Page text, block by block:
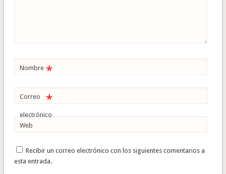
Nombre *
Correo
electrónico
*
Web
Recibir un correo electrónico con los siguientes comentarios a
esta entrada.